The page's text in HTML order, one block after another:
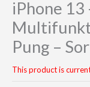
iPhone 13
Pung –
This product is